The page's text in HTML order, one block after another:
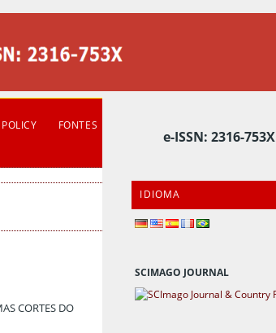
e-ISSN: 2316-753X
IDIOMA
SCIMAGO JOURNAL
FONTES
CORTES DO